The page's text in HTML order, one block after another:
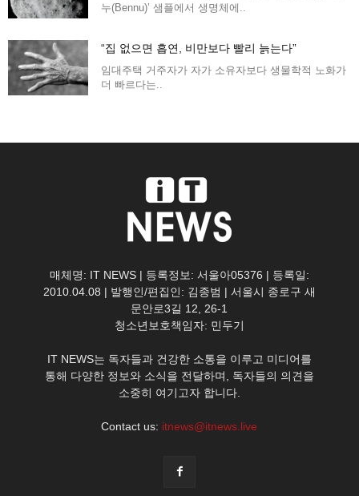
누(Bennu)’ 샘플에서 생명체에..
“집 없으면 흡연, 비만보다 빨리 늙는다”
임대주택 거주자가 자가 소유자보다 생물학적 노화가
더 빠르다는..
매체명: IT NEWS | 등록정보: 서울아05376 | 등록일:
2010.04.08 | 발행인/편집인: 김종범 | 서울시 종로구 새
문안로3길 12, 26-1
청소년보호책임자: 민두기
IT NEWS는 독자들과 건강한 소통을 이루고 미디어를
통해 다양한 정보와 소식을 전달하며, 독자들의 의견을
소중히 여기고자 합니다.
Contact us: itnews@itnews.live